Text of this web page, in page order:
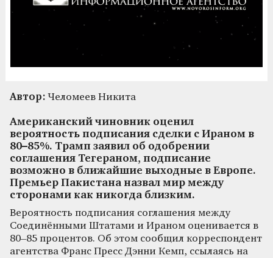
Автор: Челомеев Никита
Американский чиновник оценил
вероятность подписания сделки с Ираном в
80–85%. Трамп заявил об одобрении
соглашения Тегераном, подписание
возможно в ближайшие выходные в Европе.
Премьер Пакистана назвал мир между
сторонами как никогда близким.
Вероятность подписания соглашения между
Соединёнными Штатами и Ираном оценивается в
80–85 процентов. Об этом сообщил корреспондент
агентства Франс Пресс Дэнни Кемп, ссылаясь на